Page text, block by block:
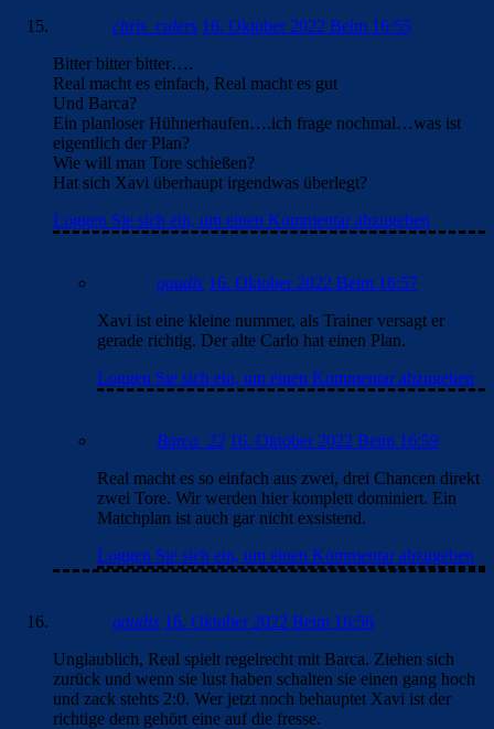
chris_culers 16. Oktober 2022 Beim 16:55
Bitter bitter bitter….
Real macht es einfach, Real macht es gut
Und Barca?
Ein planloser Hühnerhaufen….ich frage nochmal…was ist
eigentlich der Plan?
Wie will man Tore schießen?
Hat sich Xavi überhaupt irgendwas überlegt?
Loggen Sie sich ein, um einen Kommentar abzugeben
gaudix 16. Oktober 2022 Beim 16:57
Xavi ist eine kleine nummer, als Trainer versagt er
gerade richtig. Der alte Carlo hat einen Plan.
Loggen Sie sich ein, um einen Kommentar abzugeben
Barca_22 16. Oktober 2022 Beim 16:59
Real macht es so einfach aus zwei, drei Chancen direkt
zwei Tore. Wir werden hier komplett dominiert. Ein
Matchplan ist auch gar nicht exsistend.
Loggen Sie sich ein, um einen Kommentar abzugeben
gaudix 16. Oktober 2022 Beim 16:56
Unglaublich, Real spielt regelrecht mit Barca. Ziehen sich
zurück und wenn sie lust haben schalten sie einen gang hoch
und zack stehts 2:0. Wer jetzt noch behauptet Xavi ist der
richtige dem gehört eine auf die fresse.